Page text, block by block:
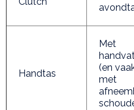
Handtas
Met
(en
met